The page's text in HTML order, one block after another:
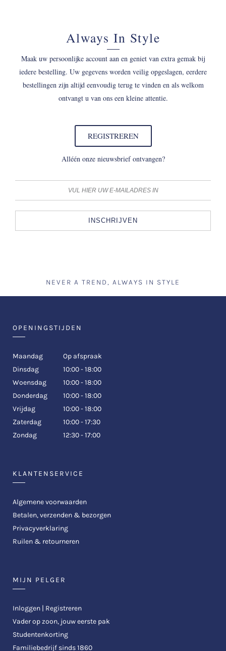
Always In Style
Maak uw persoonlijke account aan en geniet van extra gemak bij
iedere bestelling. Uw gegevens worden veilig opgeslagen, eerdere
bestellingen zijn altijd eenvoudig terug te vinden en als welkom
ontvangt u van ons een kleine attentie.
REGISTREREN
Alléén onze nieuwsbrief ontvangen?
INSCHRIJVEN
NEVER A TREND, ALWAYS IN STYLE
OPENINGSTIJDEN
Maandag
Op afspraak
Dinsdag
10:00 - 18:00
Woensdag
10:00 - 18:00
Donderdag
10:00 - 18:00
Vrijdag
10:00 - 18:00
Zaterdag
10:00 - 17:30
Zondag
12:30 - 17:00
KLANTENSERVICE
Algemene voorwaarden
Betalen, verzenden & bezorgen
Privacyverklaring
Ruilen & retourneren
MIJN PELGER
Inloggen | Registreren
Vader op zoon, jouw eerste pak
Studentenkorting
Familiebedrijf sinds 1860